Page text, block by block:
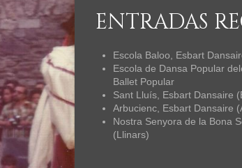
ENTRADAS
Escola Baloo, Esbart
Escola de Dansa Popular
Ballet Popular
Sant Lluís, Esbart Dansaire
Arbucienc, Esbart Dansaire
Nostra Senyora de la Bona
(Llinars)